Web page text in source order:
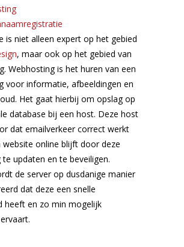
is niet alleen expert op het gebied
, maar ook op het gebied van
Webhosting is het huren van een
voor informatie, afbeeldingen en
Het gaat hierbij om opslag op
database bij een host. Deze host
dat emailverkeer correct werkt
website online blijft door deze
updaten en te beveiligen.
de server op dusdanige manier
dat deze een snelle
heeft en zo min mogelijk